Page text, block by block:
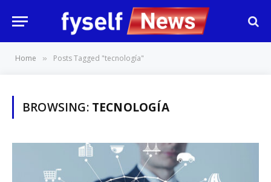
Home » Posts Tagged "tecnología"
BROWSING: TECNOLOGÍA